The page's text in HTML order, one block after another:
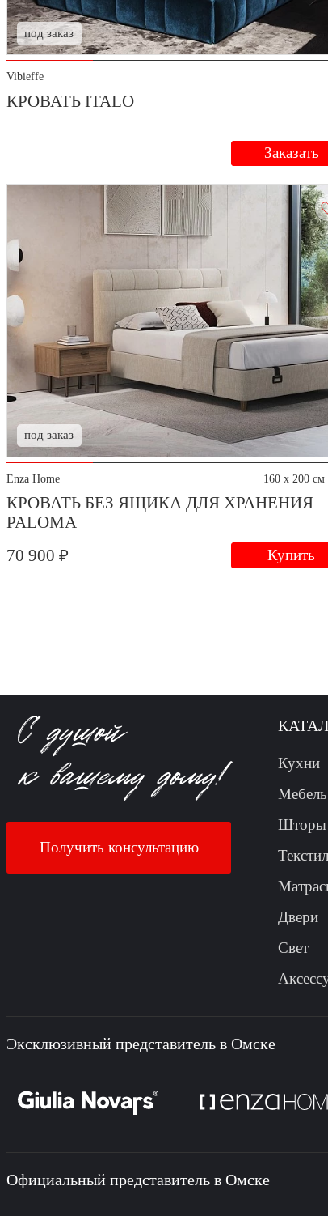
под заказ
Vibieffe
КРОВАТЬ ITALO
Заказать
под заказ
Enza Home 160 x 200 см
КРОВАТЬ БЕЗ ЯЩИКА ДЛЯ ХРАНЕНИЯ
PALOMA
70 900 ₽
Купить
Получить консультацию
Кухни
Мебель
Шторы
Двери
Свет
Эксклюзивный представитель в Омске
Официальный представитель в Омске